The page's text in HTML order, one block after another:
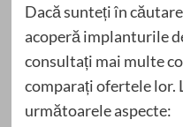
Dacă sunteți în
acoperă implanturile
consultați mai multe
comparați ofertele lor.
următoarele aspecte: